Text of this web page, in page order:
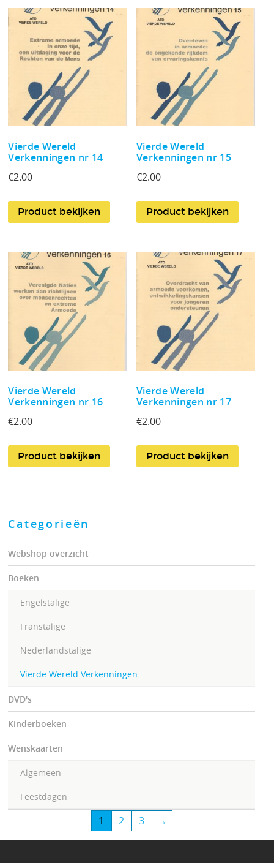
Categorieën
Webshop overzicht
Boeken
Engelstalige
Franstalige
Nederlandstalige
Vierde Wereld Verkenningen
DVD's
Kinderboeken
Wenskaarten
Algemeen
Feestdagen
Vierde Wereld
Verkenningen nr 14
€2.00
Product bekijken
Vierde Wereld
Verkenningen nr 15
€2.00
Product bekijken
Vierde Wereld
Verkenningen nr 16
€2.00
Product bekijken
Vierde Wereld
Verkenningen nr 17
€2.00
Product bekijken
1 2 3 →